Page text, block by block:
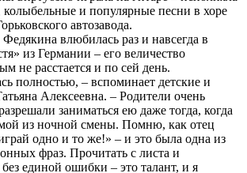
колыбельные и популярные песни в хоре
автозавода.
влюбилась раз и навсегда в
из Германии – его величество
не расстается и по сей день.
полностью, – вспоминает детские и
Алексеевна. – Родители очень
заниматься ею даже тогда, когда
из ночной смены. Помню, как отец
одно и то же!» – и это была одна из
фраз. Прочитать с листа и
без единой ошибки – это талант, и я